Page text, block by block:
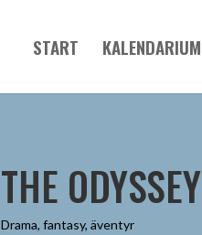
START KALENDARIUM
THE ODYSSEY
Drama, fantasy, äventyr